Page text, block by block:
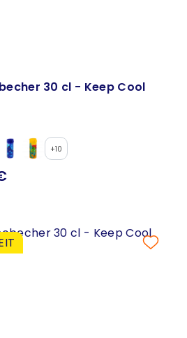
30 cl - Keep Cool
+10